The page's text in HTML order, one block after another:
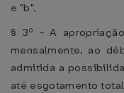
e "b".
§ 3º - A
mensalmente, ao
admitida a
até esgotamento